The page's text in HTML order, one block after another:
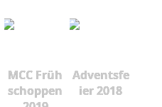
MCC Früh
schoppen
Adventsfe
ier 2018